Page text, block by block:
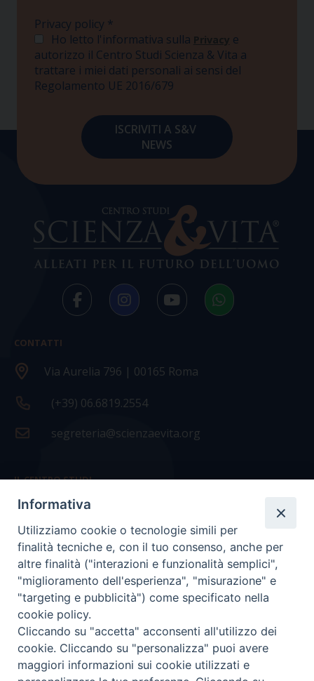
Privacy policy *
Ho letto l'informativa sulla Privacy e
autorizzo il Centro Studi Scienza & Vita a
trattare i miei dati personali ai sensi del
Regolamento UE 2016/679
CONTATTI
Via Aurelia 796 | 00165 Roma
(+39) 06.6819.2554
segreteria@scienzaevita.org
IL CENTRO STUDI
La nostra storia
Statuto
Presidenza e ufficio presidenza
Consiglio scientifico
Coordinamento nazionale
Informativa
Utilizziamo cookie o tecnologie simili per
finalità tecniche e, con il tuo consenso, anche per
altre finalità ("interazioni e funzionalità semplici",
"miglioramento dell'esperienza", "misurazione" e
"targeting e pubblicità") come specificato nella
cookie policy.
Cliccando su "accetta" acconsenti all'utilizzo dei
cookie. Cliccando su "personalizza" puoi avere
maggiori informazioni sui cookie utilizzati e